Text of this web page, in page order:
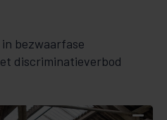
bezwaarfase
discriminatieverbod